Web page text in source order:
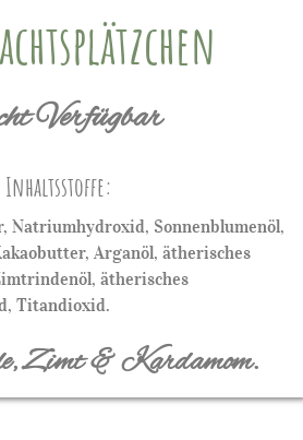
Verfügbar
Inhaltsstoffe:
Natriumhydroxid, Sonnenblumenöl,
Arganöl, ätherisches
ätherisches
Titandioxid.
Zimt & Kardamom.​